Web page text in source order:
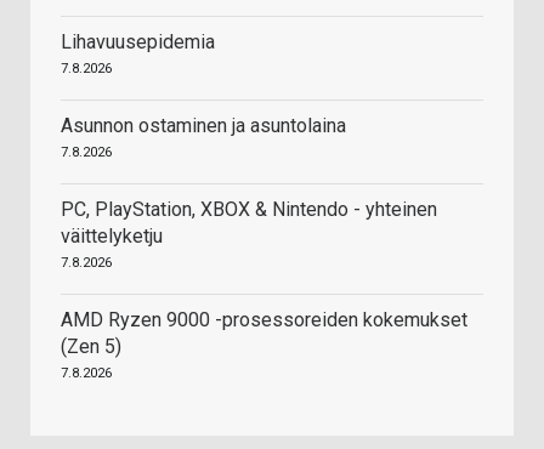
Lihavuusepidemia
7.8.2026
Asunnon ostaminen ja asuntolaina
7.8.2026
PC, PlayStation, XBOX & Nintendo - yhteinen
väittelyketju
7.8.2026
AMD Ryzen 9000 -prosessoreiden kokemukset
(Zen 5)
7.8.2026